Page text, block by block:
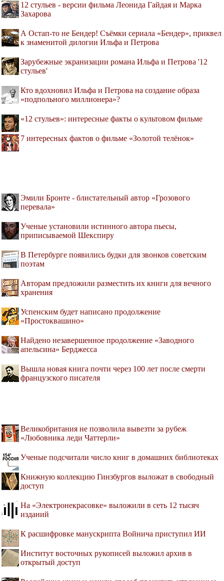
12 стульев - версии фильма Леонида Гайдая и Марка
Захарова
А Остап-то не Бендер! Cъёмки сериала «Бендер», приквел
к знаменитой дилогии Ильфа и Петрова
Зарубежные экранизации романа Ильфа и Петрова '12
стульев'
Кто вдохновил Ильфа и Петрова на создание образа
«подпольного миллионера»?
«12 стульев»: интересные факты о культовом фильме
7 интересных фактов о фильме «Золотой телёнок»
Эмили Бронте - блистательный автор «Грозового
перевала»
Ученые установили истинного автора пьесы,
приписываемой Шекспиру
В Петербурге появились будки для звонков советским
поэтам
Авторам предложили разместить их книги для вечного
хранения
Успенским будет написано продолжение
«Простоквашино»
Найдено незавершенное продолжение «Заводного
апельсина» Берджесса
Вышла новая книга почти через 100 лет после смерти
французского писателя
Великобритания не позволила вывезти за рубеж
«Любовника леди Чаттерли»
Ученые подсчитали число книг в домашних библиотеках
Книжную коллекцию Гинзбургов выложат в свободный
доступ
На «Электронекрасовке» выложили в сеть 12 тысяч
изданий
К расшифровке манускрипта Войнича приступил ИИ
Институт восточных рукописей выложил архив в
открытый доступ